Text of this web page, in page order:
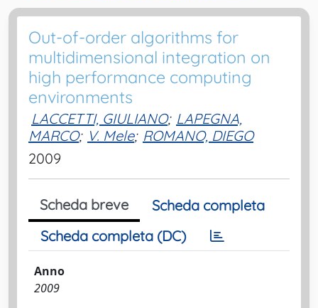
Out-of-order algorithms for
multidimensional integration on
high performance computing
environments
LACCETTI, GIULIANO; LAPEGNA,
MARCO; V. Mele; ROMANO, DIEGO
2009
Scheda breve
Scheda completa
Scheda completa (DC)
Anno
2009